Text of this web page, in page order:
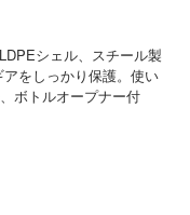
シェル、スチール製
をしっかり保護。使い
ボトルオープナー付